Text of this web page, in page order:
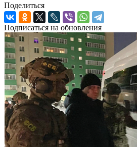
Поделиться
Подписаться на обновления